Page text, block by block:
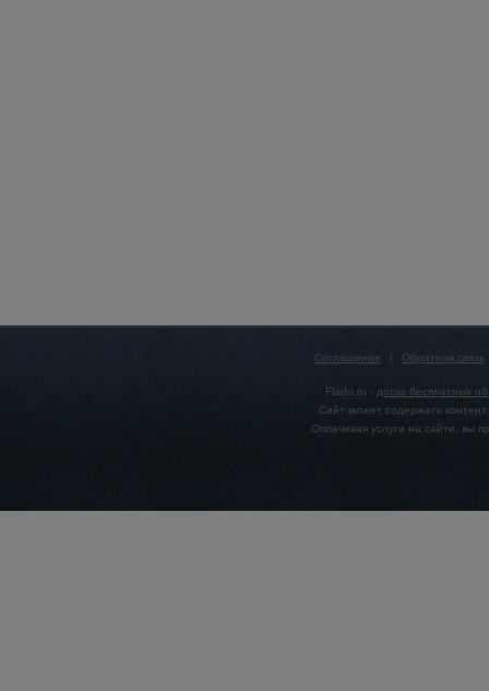
Соглашение | Обратная связь
Flado.ru - доска бесплатных
Сайт может содержать
Оплачивая услуги на сайте, вы